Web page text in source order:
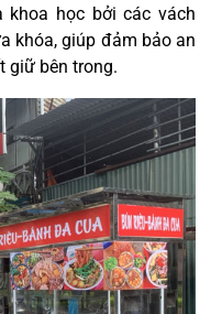
khoa học bởi các vách
khóa, giúp đảm bảo an
giữ bên trong.